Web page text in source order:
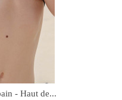
- Haut de...